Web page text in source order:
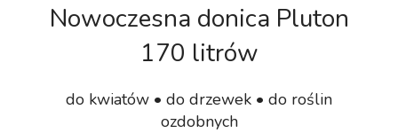
Nowoczesna donica Pluton
170 litrów
do kwiatów • do drzewek • do roślin
ozdobnych